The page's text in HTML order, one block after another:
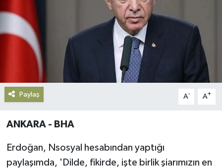
Paylaş A- A+
ANKARA - BHA
Erdoğan, Nsosyal hesabından yaptığı
paylaşımda, 'Dilde, fikirde, işte birlik şiarımızın en
Magazin
Podcast
Politika